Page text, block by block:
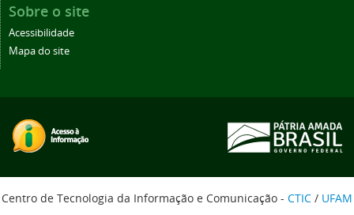
Sobre o site
Acessibilidade
Mapa do site
Centro de Tecnologia da Informação e Comunicação - CTIC / UFAM